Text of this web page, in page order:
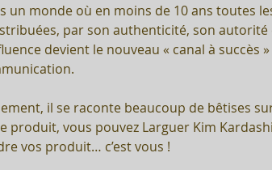
un monde où en moins de 10 ans toutes
par son authenticité, son
devient le nouveau « canal à succès
il se raconte beaucoup de bêtises
produit, vous pouvez Larguer Kim
vos produit… c’est vous !